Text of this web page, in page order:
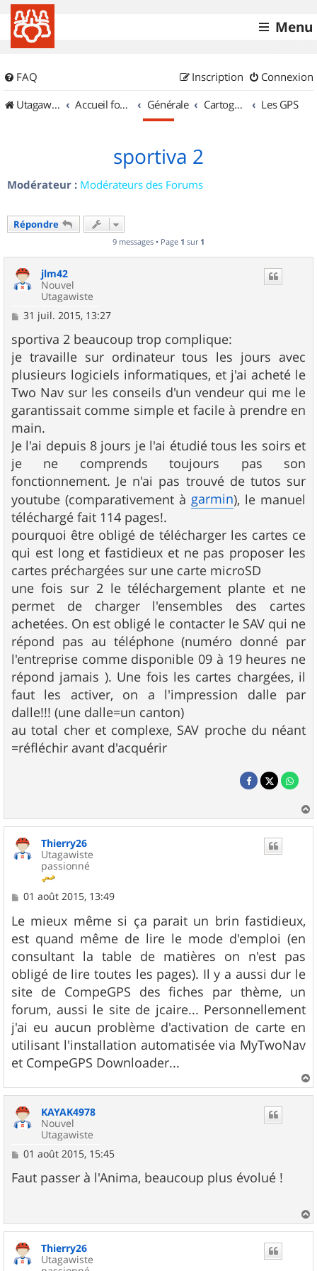
Menu
FAQ Connexion
Inscription
UtagawaVTT (Randos VTT et VTTAE avec traces GPS)
Accueil forum Générale Cartographie et GPS Les GPS
sportiva 2
Modérateur : Modérateurs des Forums
Répondre
9 messages • Page 1 sur 1
jlm42
Nouvel
Utagawiste
M
s
s
a
g
e
31 juil. 2015, 13:27
sportiva 2 beaucoup trop complique:
je travaille sur ordinateur tous les jours avec
plusieurs logiciels informatiques, et j'ai acheté le
Two Nav sur les conseils d'un vendeur qui me le
garantissait comme simple et facile à prendre en
main.
Je l'ai depuis 8 jours je l'ai étudié tous les soirs et
je ne comprends toujours pas son
fonctionnement. Je n'ai pas trouvé de tutos sur
youtube (comparativement à garmin), le manuel
téléchargé fait 114 pages!.
pourquoi être obligé de télécharger les cartes ce
qui est long et fastidieux et ne pas proposer les
cartes préchargées sur une carte microSD
une fois sur 2 le téléchargement plante et ne
permet de charger l'ensembles des cartes
achetées. On est obligé le contacter le SAV qui ne
répond pas au téléphone (numéro donné par
l'entreprise comme disponible 09 à 19 heures ne
répond jamais ). Une fois les cartes chargées, il
faut les activer, on a l'impression dalle par
dalle!!! (une dalle=un canton)
au total cher et complexe, SAV proche du néant
=réfléchir avant d'acquérir
a
Thierry26
Utagawiste
passionné
M
s
s
a
g
e
01 août 2015, 13:49
Le mieux même si ça parait un brin fastidieux,
est quand même de lire le mode d'emploi (en
consultant la table de matières on n'est pas
obligé de lire toutes les pages). Il y a aussi dur le
site de CompeGPS des fiches par thème, un
forum, aussi le site de jcaire... Personnellement
j'ai eu aucun problème d'activation de carte en
utilisant l'installation automatisée via MyTwoNav
et CompeGPS Downloader...
a
KAYAK4978
Nouvel
Utagawiste
M
s
s
01 août 2015, 15:45
Faut passer à l'Anima, beaucoup plus évolué !
a
Thierry26
Utagawiste